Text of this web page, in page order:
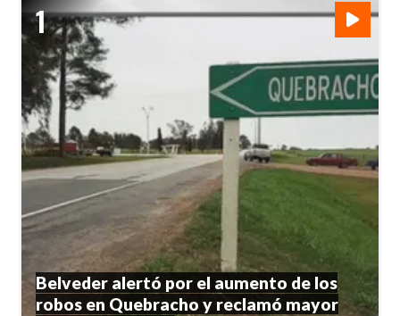
Belveder alertó por el aumento de los
robos en Quebracho y reclamó mayor